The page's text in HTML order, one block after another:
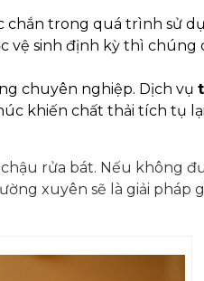
chắn trong quá trình sử
sinh định kỳ thì chúng
chuyên nghiệp. Dịch vụ
khiến chất thải tích tụ
rửa bát. Nếu không
xuyên sẽ là giải pháp